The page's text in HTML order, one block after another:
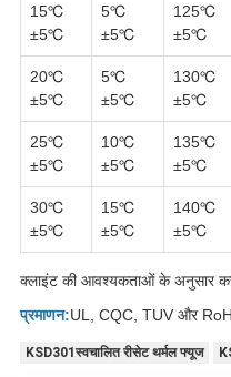
15℃
±5℃
5℃
±5℃
125℃
±5℃
20℃
±5℃
5℃
±5℃
130℃
±5℃
25℃
±5℃
10℃
±5℃
135℃
±5℃
30℃
±5℃
15℃
±5℃
140℃
±5℃
क्लाइंट की आवश्यकताओं के अनुसार
प्रमाणन:UL, CQC, TUV और
KSD301स्वचालित रीसेट थर्मल फ्यूज